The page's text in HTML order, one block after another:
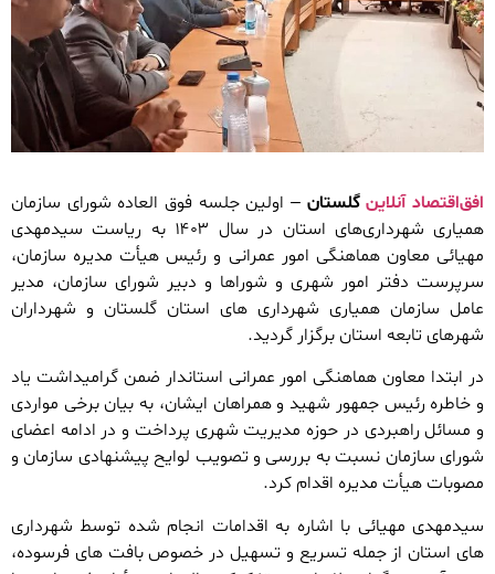
افق‌اقتصاد آنلاینگلستان – اولین جلسه فوق العاده شورای سازمان
همیاری شهرداری‌های استان در سال ۱۴۰۳ به ریاست سیدمهدی
مهیائی معاون هماهنگی امور عمرانی و رئیس هیأت مدیره سازمان،
سرپرست دفتر امور شهری و شوراها و دبیر شورای سازمان، مدیر
عامل سازمان همیاری شهرداری های استان گلستان و شهرداران
شهرهای تابعه استان برگزار گردید.
در ابتدا معاون هماهنگی امور عمرانی استاندار ضمن گرامیداشت یاد
و خاطره رئیس جمهور شهید و همراهان ایشان، به بیان برخی مواردی
و مسائل راهبردی در حوزه مدیریت شهری پرداخت و در ادامه اعضای
شورای سازمان نسبت به بررسی و تصویب لوایح پیشنهادی سازمان و
مصوبات هیأت مدیره اقدام کرد.
سیدمهدی مهیائی با اشاره به اقدامات انجام شده توسط شهرداری
های استان از جمله تسریع و تسهیل در خصوص بافت های فرسوده،